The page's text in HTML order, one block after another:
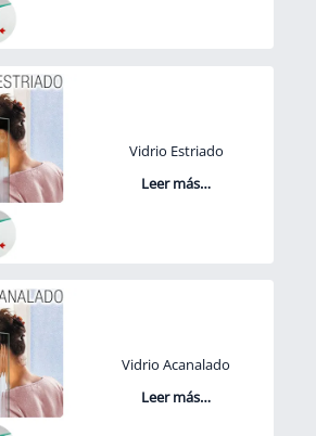
Vidrio Estriado
Leer más…
Vidrio Acanalado
Leer más…